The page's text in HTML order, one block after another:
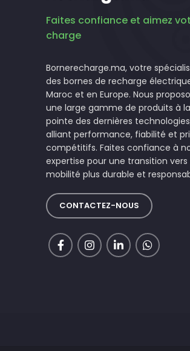
Faites confiance et aimez
charge
Bornerecharge.ma, votre
des bornes de recharge
Maroc et en Europe. Nous
une large gamme de produits à la
pointe des dernières
alliant performance, fiabilité et
compétitifs. Faites confiance à
expertise pour une transition vers
mobilité plus durable et
CONTACTEZ-NOUS